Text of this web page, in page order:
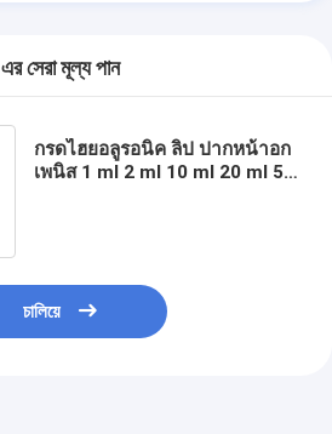
এর সেরা মূল্য পান
กรดไฮยอลูรอนิค ลิป ปากหน้าอก
เพนิส 1 ml 2 ml 10 ml 20 ml 50
চালিয়ে